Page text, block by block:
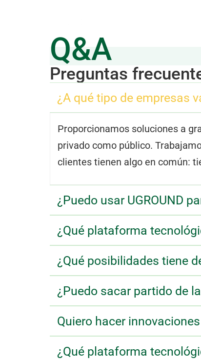
Q&A
Preguntas
¿A qué tipo de empresas
Proporcionamos soluciones a
privado como público.
clientes tienen algo en común:
¿Puedo usar UGROUND
¿Qué plataforma
¿Qué posibilidades tiene
¿Puedo sacar partido de
Quiero hacer
¿Qué plataforma